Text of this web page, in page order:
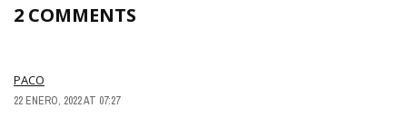
2 COMMENTS
PACO
22 ENERO, 2022 AT 07:27